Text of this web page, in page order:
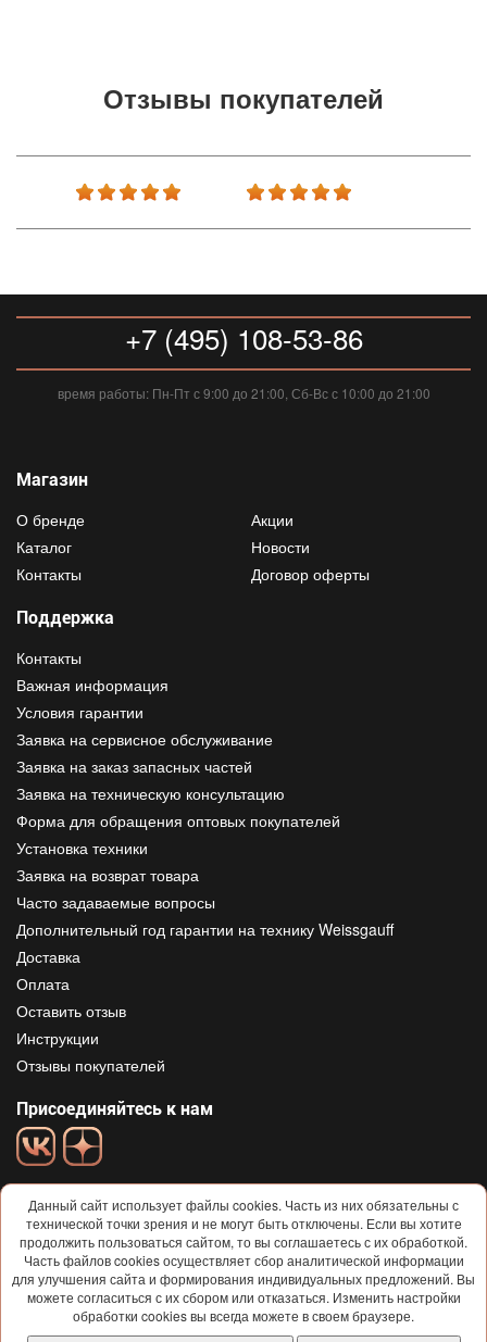
Отзывы покупателей
+7 (495) 108-53-86
время работы: Пн-Пт с 9:00 до 21:00, Сб-Вс с 10:00 до 21:00
Магазин
О бренде
Каталог
Контакты
Акции
Новости
Договор оферты
Поддержка
Контакты
Важная информация
Условия гарантии
Заявка на сервисное обслуживание
Заявка на заказ запасных частей
Заявка на техническую консультацию
Форма для обращения оптовых покупателей
Установка техники
Заявка на возврат товара
Часто задаваемые вопросы
Дополнительный год гарантии на технику Weissgauff
Доставка
Оплата
Оставить отзыв
Инструкции
Отзывы покупателей
Присоединяйтесь к нам
© 2013-2026 Weissgauff Все права защищены
Условия использования и политика конфиденциальности
Договор-ОФЕРТА
Данный сайт использует файлы cookies. Часть из них обязательны с
технической точки зрения и не могут быть отключены. Если вы хотите
продолжить пользоваться сайтом, то вы соглашаетесь с их обработкой.
Часть файлов cookies осуществляет сбор аналитической информации
для улучшения сайта и формирования индивидуальных предложений. Вы
можете согласиться с их сбором или отказаться. Изменить настройки
обработки cookies вы всегда можете в своем браузере.